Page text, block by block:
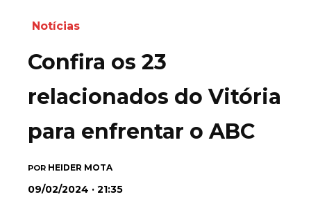
Notícias
Confira os 23
relacionados do Vitória
para enfrentar o ABC
POR HEIDER MOTA
09/02/2024 · 21:35